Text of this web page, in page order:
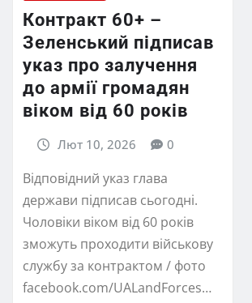
Контракт 60+ –
Зеленський підписав
указ про залучення
до армії громадян
віком від 60 років
Лют 10, 2026 0
Відповідний указ глава
держави підписав сьогодні.
Чоловіки віком від 60 років
зможуть проходити військову
службу за контрактом / фото
facebook.com/UALandForces…